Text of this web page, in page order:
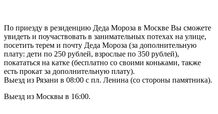
По приезду в резиденцию Деда Мороза в Москве Вы сможете
увидеть и поучаствовать в занимательных потехах на улице,
посетить терем и почту Деда Мороза (за дополнительную
плату: дети по 250 рублей, взрослые по 350 рублей),
покататься на катке (бесплатно со своими коньками, также
есть прокат за дополнительную плату).
Выезд из Рязани в 08:00 с пл. Ленина (со стороны памятника).
Выезд из Москвы в 16:00.